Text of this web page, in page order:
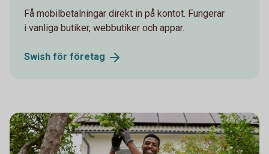
Få mobilbetalningar direkt in på kontot. Fungerar
i vanliga butiker, webbutiker och appar.
Swish för företag